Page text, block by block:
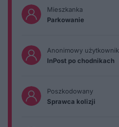
Mieszkanka
Parkowanie
Anonimowy użytkownik
InPost po chodnikach
Poszkodowany
Sprawca kolizji